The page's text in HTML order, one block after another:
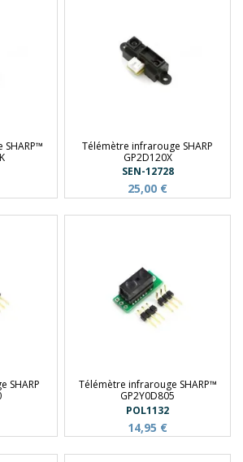
Télémètre infrarouge SHARP
GP2D120X
SEN-12728
25,00 €
SHARP
Télémètre infrarouge SHARP™
GP2Y0D805
POL1132
14,95 €